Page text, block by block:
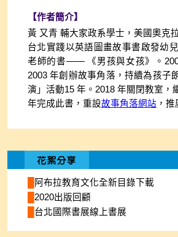
【作者簡介】
黃 又青 輔大家政系學士，美國奧克
台北實踐以英語圖畫故事書啟發幼
老師的書—— 《男孩與女孩》。
2003 年創辦故事角落，持續為孩子
演」活動15 年。2018 年關閉教室
年完成此書，重設故事角落網站 ，
阿布拉教育文化全新目錄下載
2020出版回顧
台北國際書展線上書展